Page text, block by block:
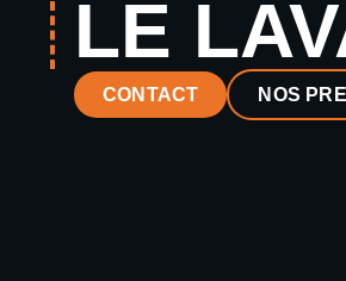
LE
CONTACT NOS